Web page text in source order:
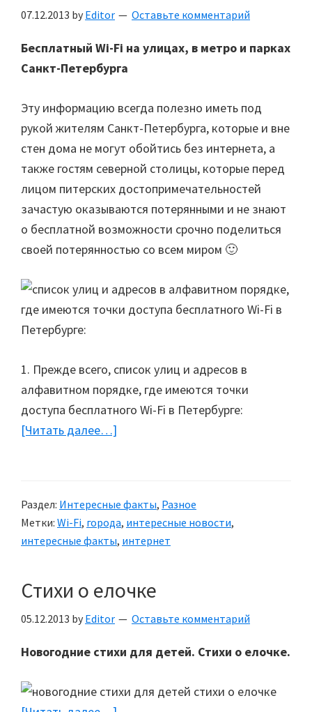
07.12.2013 by Editor Оставьте комментарий
Бесплатный Wi-Fi на улицах, в метро и парках
Санкт-Петербурга
Эту информацию всегда полезно иметь под
рукой жителям Санкт-Петербурга, которые и вне
стен дома не могут обойтись без интернета, а
также гостям северной столицы, которые перед
лицом питерских достопримечательностей
зачастую оказываются потерянными и не знают
о бесплатной возможности срочно поделиться
своей потерянностью со всем миром 🙂
1. Прежде всего, список улиц и адресов в
алфавитном порядке, где имеются точки
доступа бесплатного Wi-Fi в Петербурге:
[Читать далее…]
на
улицах,
в
и
парках
Петербурга
Раздел: Интересные факты, Разное
Метки: Wi-Fi, города, интересные новости,
интересные факты, интернет
Стихи о елочке
05.12.2013 by Editor Оставьте комментарий
Новогодние стихи для детей. Стихи о елочке.